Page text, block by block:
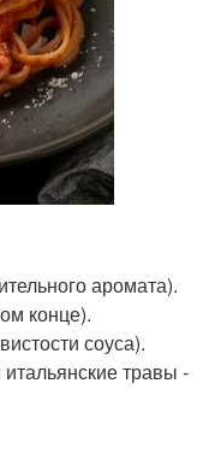
аромата).
конце).
соуса).
травы -